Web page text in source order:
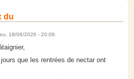
du
18/06/2026 - 20:09.
que les rentrées de nectar ont